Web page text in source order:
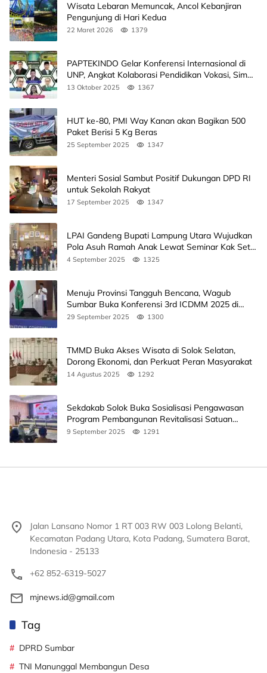
Wisata Lebaran Memuncak, Ancol Kebanjiran
Pengunjung di Hari Kedua
22 Maret 2026 1379
PAPTEKINDO Gelar Konferensi Internasional di
UNP, Angkat Kolaborasi Pendidikan Vokasi, Simak
Agendanya
13 Oktober 2025 1367
HUT ke-80, PMI Way Kanan akan Bagikan 500
Paket Berisi 5 Kg Beras
25 September 2025 1347
Menteri Sosial Sambut Positif Dukungan DPD RI
untuk Sekolah Rakyat
17 September 2025 1347
LPAI Gandeng Bupati Lampung Utara Wujudkan
Pola Asuh Ramah Anak Lewat Seminar Kak Seto,
Ini Jadwalnya
4 September 2025 1325
Menuju Provinsi Tangguh Bencana, Wagub
Sumbar Buka Konferensi 3rd ICDMM 2025 di
Unand
29 September 2025 1300
TMMD Buka Akses Wisata di Solok Selatan,
Dorong Ekonomi, dan Perkuat Peran Masyarakat
14 Agustus 2025 1292
Sekdakab Solok Buka Sosialisasi Pengawasan
Program Pembangunan Revitalisasi Satuan
Pendidikan
9 September 2025 1291
Jalan Lansano Nomor 1 RT 003 RW 003 Lolong Belanti,
Kecamatan Padang Utara, Kota Padang, Sumatera Barat,
Indonesia - 25133
+62 852-6319-5027
mjnews.id@gmail.com
Tag
DPRD Sumbar
TNI Manunggal Membangun Desa